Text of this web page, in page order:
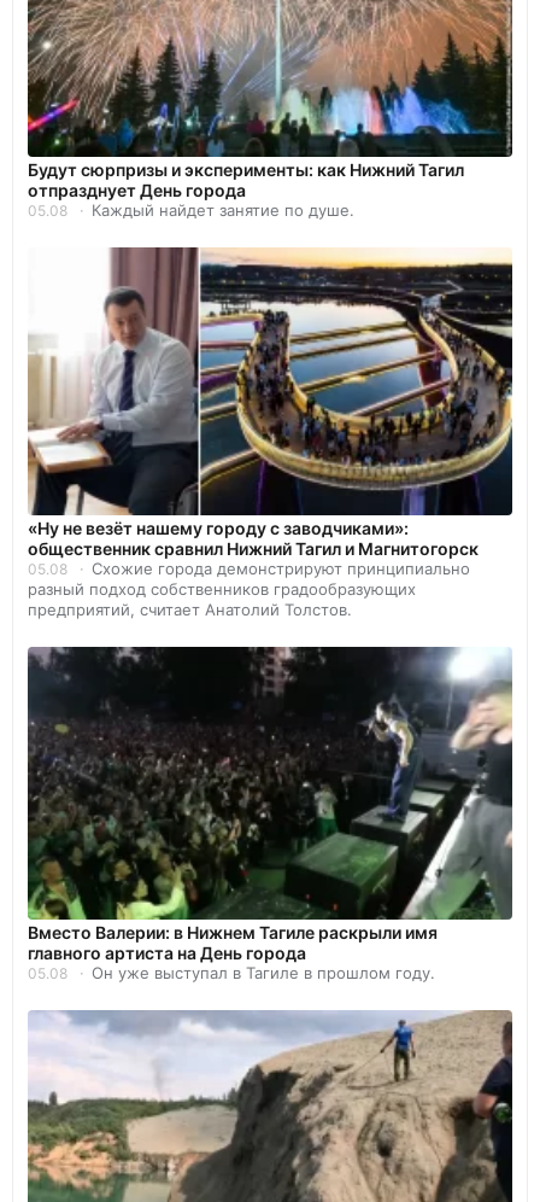
Будут сюрпризы и эксперименты: как Нижний Тагил
отпразднует День города
05.08 Каждый найдет занятие по душе.
«Ну не везёт нашему городу с заводчиками»:
общественник сравнил Нижний Тагил и Магнитогорск
05.08
Схожие города демонстрируют принципиально
разный подход собственников градообразующих
предприятий, считает Анатолий Толстов.
Вместо Валерии: в Нижнем Тагиле раскрыли имя
главного артиста на День города
05.08 Он уже выступал в Тагиле в прошлом году.